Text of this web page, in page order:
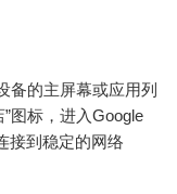
备的主屏幕或应用列
”图标，进入Google
接到稳定的网络